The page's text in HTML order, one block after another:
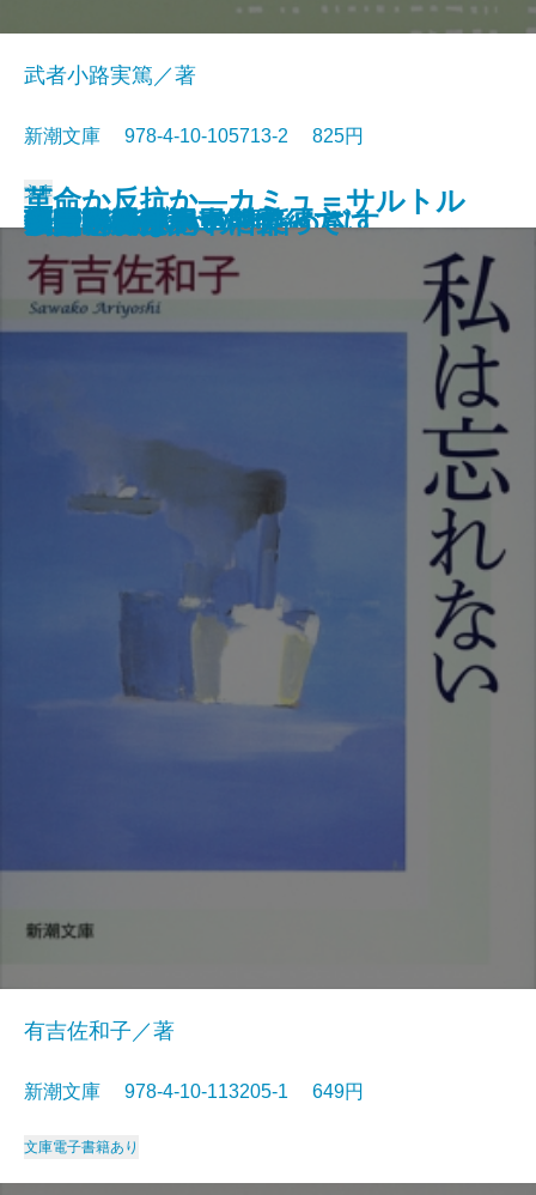
けものたちは故郷をめざす
エロ事師たち
恋愛論
藤十郎の恋・恩讐の彼方に
華岡青洲の妻
地下室の手記
一千一秒物語
人斬り以蔵
革命か反抗か―カミュ＝サルトル
論争―
人生論・愛について
武者小路実篤／著
新潮文庫 978-4-10-105713-2 825円
文庫
私は忘れない
有吉佐和子／著
新潮文庫 978-4-10-113205-1 649円
文庫電子書籍あり
夢判断〔上〕
夢判断〔下〕
金色夜叉
ペスト
李陵・山月記
マクベス
機械・春は馬車に乗って
刺青・秘密
シーシュポスの神話